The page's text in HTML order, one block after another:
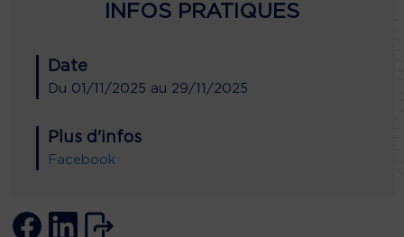
INFOS PRATIQUES
Date
Du 01/11/2025 au 29/11/2025
Plus d'infos
Facebook